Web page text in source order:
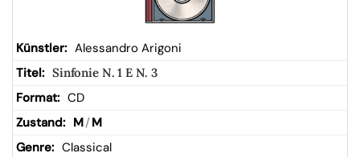
Alessandro Arigoni
Sinfonie N. 1 E N. 3
CD
M/ M
Classical